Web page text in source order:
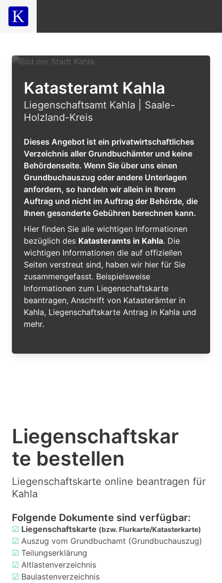
Katasteramt Kahla
Liegenschaftsamt Kahla | Saale-
Holzland-Kreis
Dieses Angebot ist ein privatwirtschaftliches
Verzeichnis aller Grundbuchämter und keine
Behördenseite. Wenn Sie über uns einen
Grundbuchauszug oder andere Unterlagen
anfordern, so handeln wir allein in Ihrem
Auftrag und nicht im Auftrag der Behörde, die
Ihnen gesonderte Gebühren berechnen kann.
Hier finden Sie alle wichtigen Informationen
bezüglich des Katasteramts in Kahla. Die
wichtigen Informationen die auf offiziellen
Seiten verstreut sind, haben wir hier für Sie
zusammengefasst. Beispielsweise
Informationen zum Liegenschaftskarte
beantragen, Anschrift von Katasterämter in
Kahla, Liegenschaftskarte Antrag in Kahla und
mehr.
Liegenschaftskar
te bestellen
Liegenschaftskarte online beantragen für
Kahla
Folgende Dokumente sind verfügbar:
☑ Liegenschaftskarte (bzw. Flurkarte/Katasterkarte)
☑ Auszug vom Grundbuchamt (Grundbuchauszug)
☑ Teilungserklärung
☑ Altlastenverzeichnis
☑ Baulastenverzeichnis